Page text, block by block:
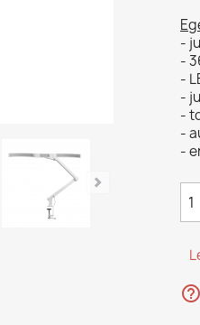
-
-
-
-
-
-
-
help_outline